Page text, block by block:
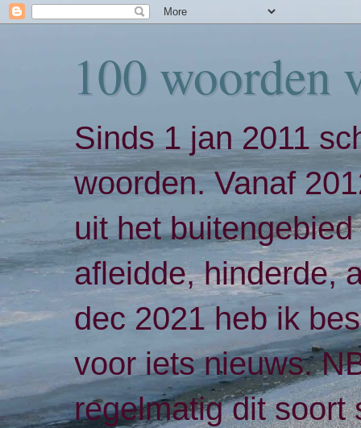
100 woorden
Sinds 1 jan 2011
woorden. Vanaf
uit het
afleidde, hinderde,
dec 2021 heb ik
voor iets nieuws.
regelmatig dit soort